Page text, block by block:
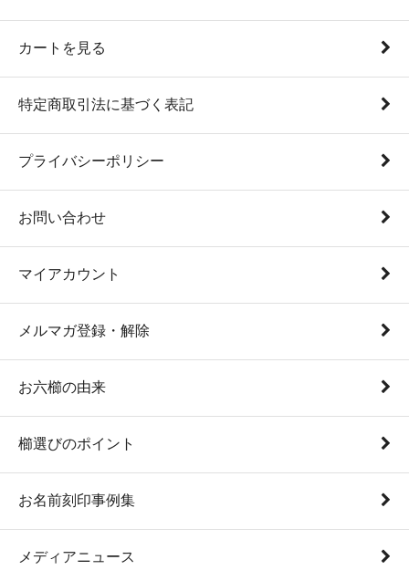
カートを見る
特定商取引法に基づく表記
プライバシーポリシー
お問い合わせ
マイアカウント
メルマガ登録・解除
お六櫛の由来
櫛選びのポイント
お名前刻印事例集
メディアニュース